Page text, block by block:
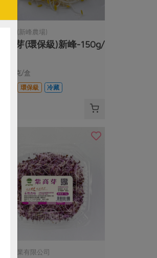
黃文章(新峰農場)
苜蓿芽(環保級)新峰-150g/
150公克/盒
環保級 冷藏
永豐農業有限公司